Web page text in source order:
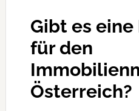
Gibt es
für den
Österreich?